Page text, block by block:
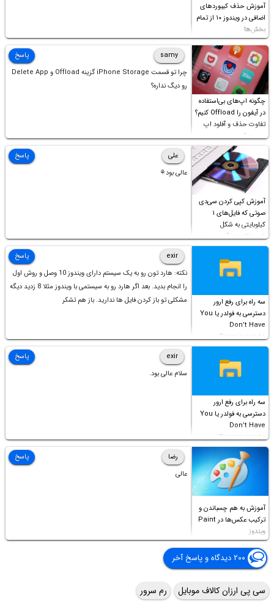
آموزش حذف کیبوردهای
اضافی در ویندوز ۱۰ از تمام
بخش‌ها
چگونه اپ‌های بی‌استفاده
در آیفون را Offload کنیم؟
تفاوت حذف و آفلود اپ
چیست؟
samy
چرا تو قسمت iPhone Storage گزینه Offload و Delete App
رو دیگ نداره؟
پاسخ
آموزش کپی کردن سی‌دی
صوتی که فایل‌های ۱
کیلوبایتی به شکل
شورت‌کات در آن موجود
است!
علی
عالی بود⚘
پاسخ
سه راه برای رفع ارور
دسترسی به فولدر یا You
Don’t Have
Permission to
Access this folder
exir
نکته: هارد تون رو به یک سیستم دارای ویندوز 10 وصل و روش اول
را انجام بدید. بعد اگر هارد رو به سیستمی با ویندوز مثلا 8 زدید دیگه
مشکلی تو باز کردن فایل ها ندارید. باز هم تشکر
پاسخ
سه راه برای رفع ارور
دسترسی به فولدر یا You
Don’t Have
Permission to
Access this folder
exir
سلام عالی بود.
پاسخ
آموزش به هم چسباندن و
ترکیب عکس‌ها در Paint
ویندوز
رضا
عالی
پاسخ
۲۰۰ دیدگاه و پاسخ آخر
سی پی ارزان کالاف موبایل رم سرور